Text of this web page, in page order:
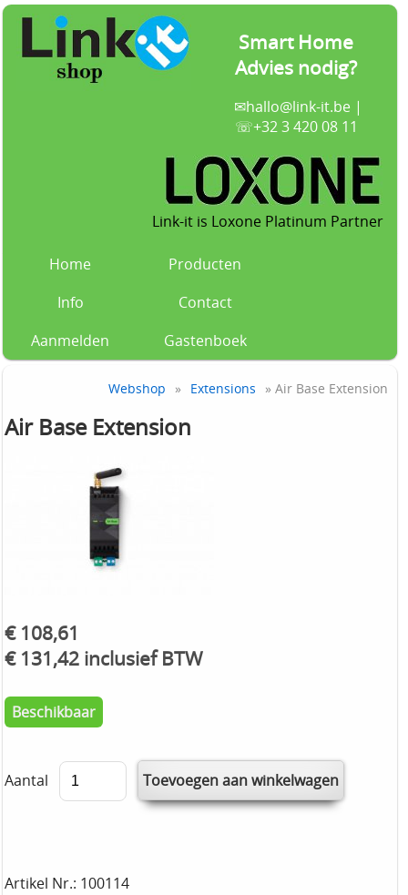
Smart Home
Advies nodig?
✉hallo@link-it.be|
☏+32 3 420 08 11
Link-it is Loxone Platinum Partner
Home
Producten
Info
Contact
Aanmelden
Gastenboek
Webshop » Extensions » Air Base Extension
Air Base Extension
€ 108,61
€ 131,42 inclusief BTW
Beschikbaar
Aantal
Artikel Nr.: 100114